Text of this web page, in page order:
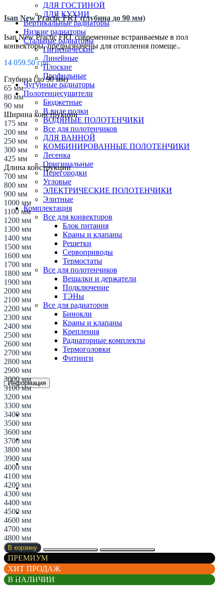
ДЛЯ ГОСТИНОЙ
ДЛЯ КУХНИ
Вертикальные радиаторы
Низкие радиаторы
Стальные радиаторы
Гигиенические
Линейные
Плоские
Профильные
Чугунные радиаторы
Полотенцесушители
Бюджетные
В виде полки
ВОДЯНЫЕ ПОЛОТЕНЧИКИ
Все для полотенчиков
ДЛЯ ВАННОЙ
КОМБИНИРОВАННЫЕ ПОЛОТЕНЧИКИ
Лесенка
Оригинальные
Перегородки
Угловые
ЭЛЕКТРИЧЕСКИЕ ПОЛОТЕНЧИКИ
Элитные
Комплектация
Все для конвекторов
Блок питания
Краны и клапаны
Решетки
Сервоприводы
Термостаты
Все для полотенчиков
Вешалки и держатели
Подключение
ТЭНы
Все для радиаторов
Бинокли
Краны и клапаны
Крепления
Радиаторные комплекты
Термоголовки
Фитинги
Информация
Доставка и Оплата
Магазин
Партнерам
Новости
Контакты
Isan New Practic FRT (глубина до 90 мм)
Isan New Practic FRT современные встраиваемые в пол
конвекторы, предназначены для отопления помеще..
14 059.50 грн.
Глубина (до 90 мм)
65 мм
80 мм
90 мм
Ширина конструкции
175 мм
200 мм
250 мм
300 мм
425 мм
Длина конструкции
700 мм
800 мм
900 мм
1000 мм
1100 мм
1200 мм
1300 мм
1400 мм
1500 мм
1600 мм
1700 мм
1800 мм
1900 мм
2000 мм
2100 мм
2200 мм
2300 мм
2400 мм
2500 мм
2600 мм
2700 мм
2800 мм
2900 мм
3000 мм
3100 мм
3200 мм
3300 мм
3400 мм
3500 мм
3600 мм
3700 мм
3800 мм
3900 мм
4000 мм
4100 мм
4200 мм
4300 мм
4400 мм
4500 мм
4600 мм
4700 мм
4800 мм
В корзину
ПРЕМИУМ
ХИТ ПРОДАЖ
В НАЛИЧИИ